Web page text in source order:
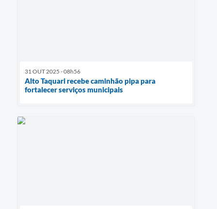
31 OUT 2025 - 08h56
Alto Taquari recebe caminhão pipa para
fortalecer serviços municipais